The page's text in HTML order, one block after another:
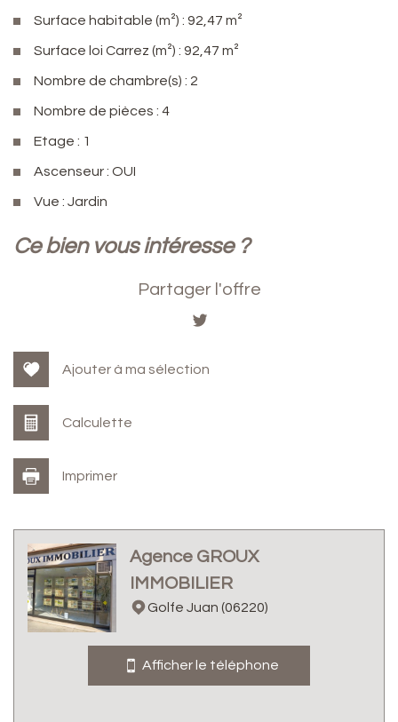
Surface habitable (m²) : 92,47 m²
Surface loi Carrez (m²) : 92,47 m²
Nombre de chambre(s) : 2
Nombre de pièces : 4
Etage : 1
Ascenseur : OUI
Vue : Jardin
la ville de golfe juan (06220)
Bar
École maternelle
École primaire
Gare ferroviaire
ce bien vous intéresse ?
Partager l'offre
Ajouter à ma sélection
Calculette
Imprimer
Agence GROUX
IMMOBILIER
Golfe Juan (06220)
Afficher le téléphone